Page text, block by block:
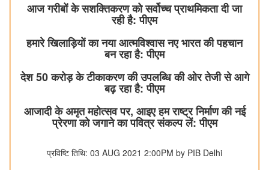
आज गरीबों के सशक्तिकरण को सर्वोच्च प्राथमिकता दी जा
रही है: पीएम
हमारे खिलाड़ियों का नया आत्मविश्वास नए भारत की पहचान
बन रहा है: पीएम
देश 50 करोड़ के टीकाकरण की उपलब्धि की ओर तेजी से आगे
बढ़ रहा है: पीएम
आजादी के अमृत महोत्सव पर, आइए हम राष्ट्र निर्माण की नई
प्रेरणा को जगाने का पवित्र संकल्प लें: पीएम
प्रविष्टि तिथि: 03 AUG 2021 2:00PM by PIB Delhi